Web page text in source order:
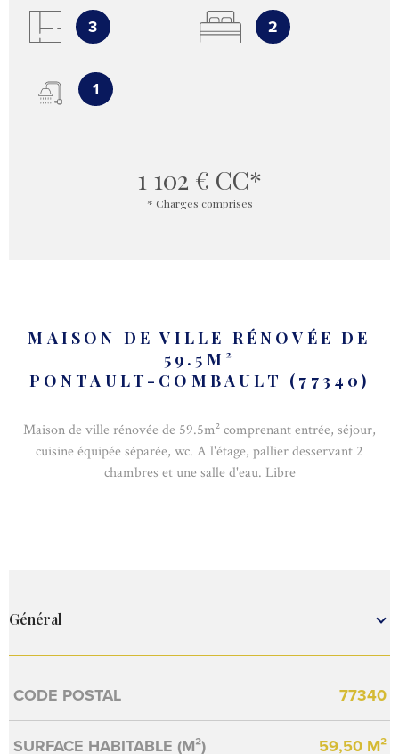
3 2
1
1 102 € CC*
* Charges comprises
MAISON DE VILLE RÉNOVÉE DE
59.5M²
PONTAULT-COMBAULT (77340)
Maison de ville rénovée de 59.5m² comprenant entrée, séjour,
cuisine équipée séparée, wc. A l'étage, pallier desservant 2
chambres et une salle d'eau. Libre
Général
Caractérisque Valeurs
CODE POSTAL 77340
SURFACE HABITABLE (M²) 59,50 M²